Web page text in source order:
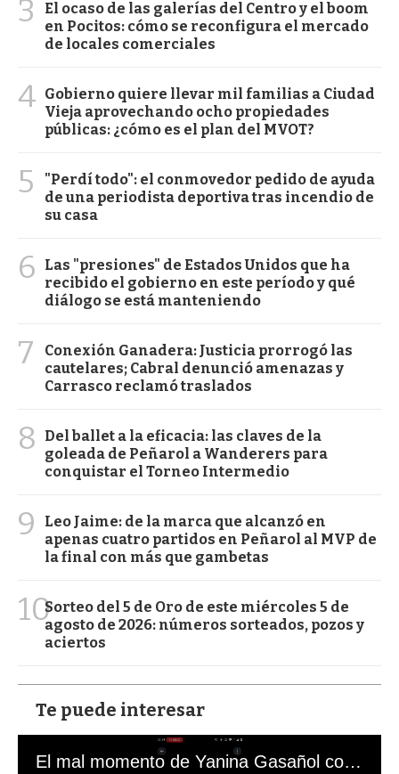
3
El ocaso de las galerías del Centro y el boom
en Pocitos: cómo se reconfigura el mercado
de locales comerciales
4 Gobierno quiere llevar mil familias a Ciudad
Vieja aprovechando ocho propiedades
públicas: ¿cómo es el plan del MVOT?
5
"Perdí todo": el conmovedor pedido de ayuda
de una periodista deportiva tras incendio de
su casa
6
Las "presiones" de Estados Unidos que ha
recibido el gobierno en este período y qué
diálogo se está manteniendo
7
Conexión Ganadera: Justicia prorrogó las
cautelares; Cabral denunció amenazas y
Carrasco reclamó traslados
8
Del ballet a la eficacia: las claves de la
goleada de Peñarol a Wanderers para
conquistar el Torneo Intermedio
9
Leo Jaime: de la marca que alcanzó en
apenas cuatro partidos en Peñarol al MVP de
la final con más que gambetas
10Sorteo del 5 de Oro de este miércoles 5 de
agosto de 2026: números sorteados, pozos y
aciertos
Te puede interesar
El mal momento de Yanina Gasañol con un hincha argentino en "Subrayado"